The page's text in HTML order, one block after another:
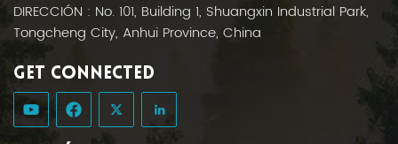
DIRECCIÓN : No. 101, Building 1, Shuangxin Industrial Park,
Tongcheng City, Anhui Province, China
GET CONNECTED